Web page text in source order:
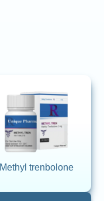
Methyl trenbolone